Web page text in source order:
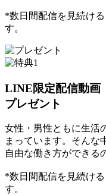
*数日間配信を見続け
す。
LINE限定配信動画
プレゼント
女性・男性ともに生活
まっています。そんな
自由な働き方ができる
*数日間配信を見続け
す。